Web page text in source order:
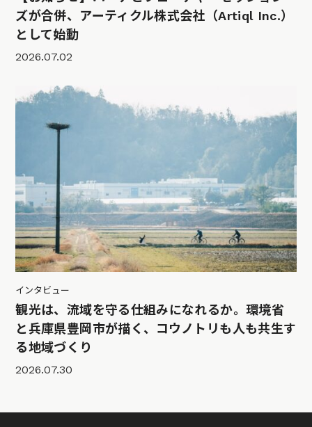
ズが合併、アーティクル株式会社（Artiql Inc.）
として始動
2026.07.02
インタビュー
観光は、流域を守る仕組みになれるか。環境省
と兵庫県豊岡市が描く、コウノトリも人も共生す
る地域づくり
2026.07.30